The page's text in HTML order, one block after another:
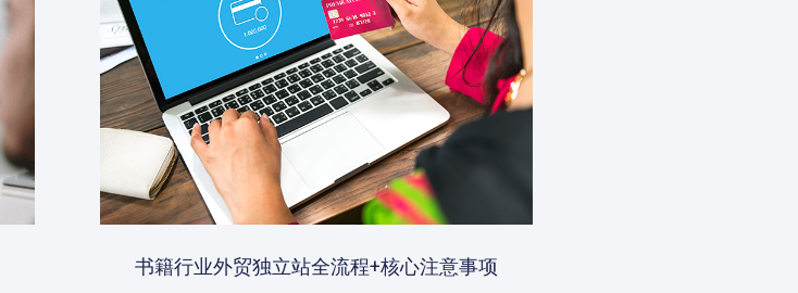
书籍行业外贸独立站全流程+核心注意事项